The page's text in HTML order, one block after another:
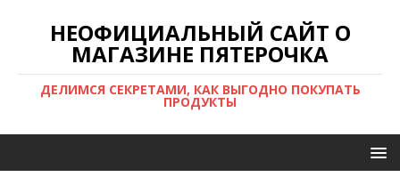
НЕОФИЦИАЛЬНЫЙ САЙТ О
МАГАЗИНЕ ПЯТЕРОЧКА
ДЕЛИМСЯ СЕКРЕТАМИ, КАК ВЫГОДНО ПОКУПАТЬ
ПРОДУКТЫ